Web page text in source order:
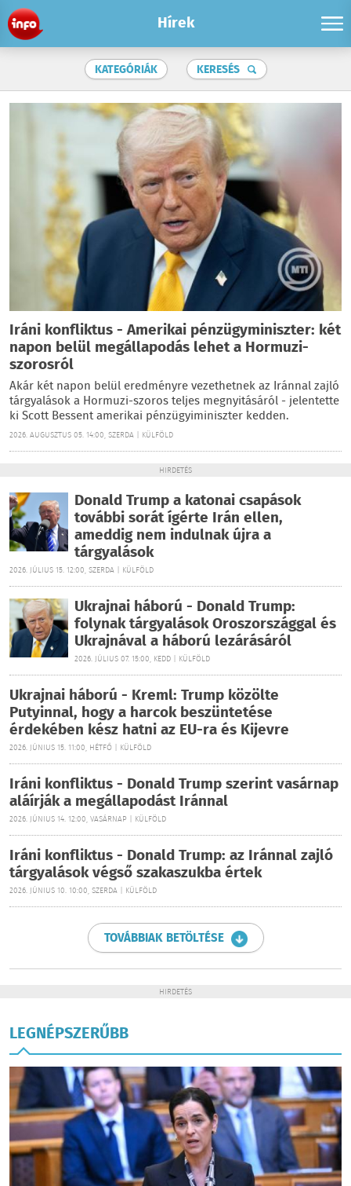
Hírek
KATEGÓRIÁK KERESÉS
Iráni konfliktus - Amerikai pénzügyminiszter: két
napon belül megállapodás lehet a Hormuzi-
szorosról
Akár két napon belül eredményre vezethetnek az Iránnal zajló
tárgyalások a Hormuzi-szoros teljes megnyitásáról - jelentette
ki Scott Bessent amerikai pénzügyiminiszter kedden.
2026. AUGUSZTUS 05. 14:00, SZERDA | KÜLFÖLD
HIRDETÉS
Donald Trump a katonai csapások
további sorát ígérte Irán ellen,
ameddig nem indulnak újra a
tárgyalások
2026. JÚLIUS 15. 12:00, SZERDA | KÜLFÖLD
Ukrajnai háború - Donald Trump:
folynak tárgyalások Oroszországgal és
Ukrajnával a háború lezárásáról
2026. JÚLIUS 07. 15:00, KEDD | KÜLFÖLD
Ukrajnai háború - Kreml: Trump közölte
Putyinnal, hogy a harcok beszüntetése
érdekében kész hatni az EU-ra és Kijevre
2026. JÚNIUS 15. 11:00, HÉTFŐ | KÜLFÖLD
Iráni konfliktus - Donald Trump szerint vasárnap
aláírják a megállapodást Iránnal
2026. JÚNIUS 14. 12:00, VASÁRNAP | KÜLFÖLD
Iráni konfliktus - Donald Trump: az Iránnal zajló
tárgyalások végső szakaszukba értek
2026. JÚNIUS 10. 10:00, SZERDA | KÜLFÖLD
TOVÁBBIAK BETÖLTÉSE
HIRDETÉS
LEGNÉPSZERŰBB